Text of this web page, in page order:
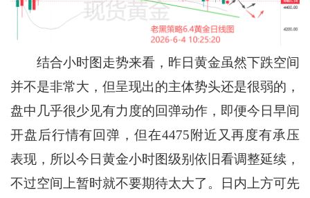
结合小时图走势来看，昨日黄金虽然下跌空间
并不是非常大，但呈现出的主体势头还是很弱的，
盘中几乎很少见有力度的回弹动作，即便今日早间
开盘后行情有回弹，但在4475附近又再度有承压
表现，所以今日黄金小时图级别依旧看调整延续，
不过空间上暂时就不要期待太大了。日内上方可先